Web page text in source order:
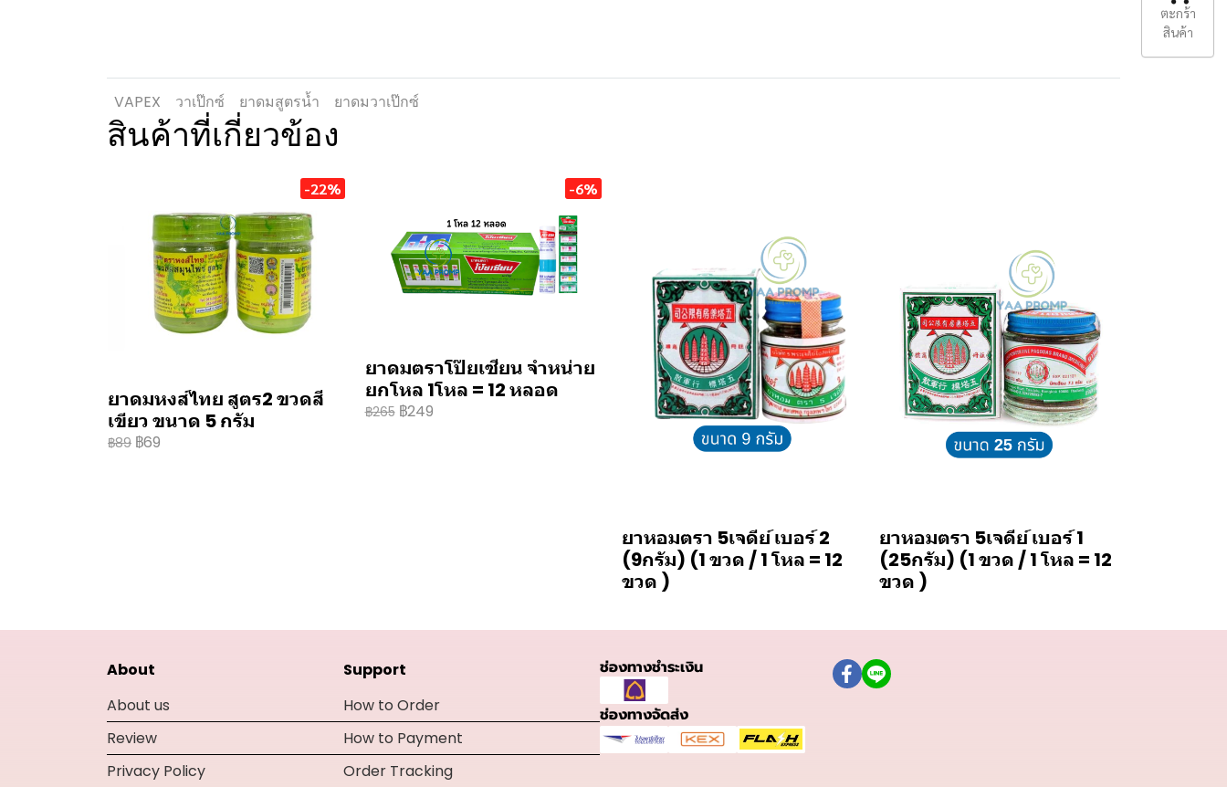
VAPEX วาเป๊กซ์ ยาดมสูตรน้ำ ยาดมวาเป๊กซ์
สินค้าที่เกี่ยวข้อง
-22%
ยาดมหงส์ไทย สูตร2 ขวดสี
เขียว ขนาด 5 กรัม
฿89 ฿69
-6%
ยาดมตราโป๊ยเซียน จำหน่าย
ยกโหล 1โหล = 12 หลอด
฿265 ฿249
ยาหอมตรา 5เจดีย์ เบอร์ 2
(9กรัม) (1 ขวด / 1 โหล = 12
ขวด )
ยาหอมตรา 5เจดีย์ เบอร์ 1
(25กรัม) (1 ขวด / 1 โหล = 12
ขวด )
About
About us
Review
Privacy Policy
Support
How to Order
How to Payment
Order Tracking
ช่องทางชำระเงิน
ช่องทางจัดส่ง
ตะกร้า
สินค้า